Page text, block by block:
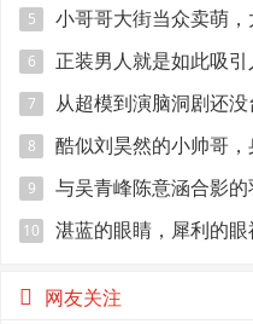
5 小哥哥大街当众卖萌
6 正装男人就是如此吸
7 从超模到演脑洞剧还
8 酷似刘昊然的小帅哥
9
与吴青峰陈意涵合影
萧亚轩的快乐
10
湛蓝的眼睛，犀利的
网友关注